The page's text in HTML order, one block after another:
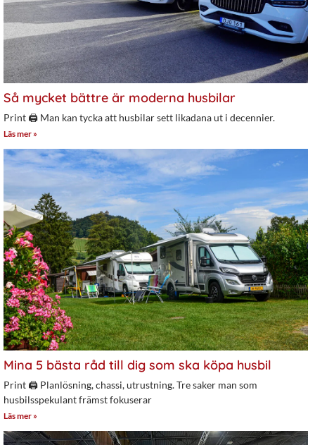
Så mycket bättre är moderna husbilar
Print 🖨 Man kan tycka att husbilar sett likadana ut i decennier.
Läs mer »
Mina 5 bästa råd till dig som ska köpa husbil
Print 🖨 Planlösning, chassi, utrustning. Tre saker man som
husbilsspekulant främst fokuserar
Läs mer »